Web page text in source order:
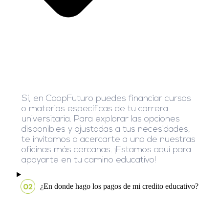
Sí, en CoopFuturo puedes financiar cursos
o materias específicas de tu carrera
universitaria. Para explorar las opciones
disponibles y ajustadas a tus necesidades,
te invitamos a acercarte a una de nuestras
oficinas más cercanas. ¡Estamos aquí para
apoyarte en tu camino educativo!
¿En donde hago los pagos de mi credito educativo?